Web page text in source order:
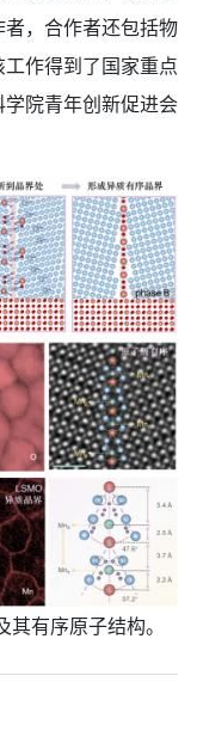
，合作者还包括物
作得到了国家重点
院青年创新促进会
有序原子结构。